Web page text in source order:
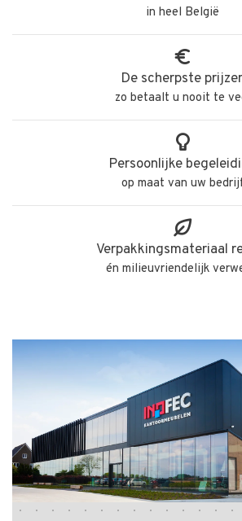
in heel België
De scherpste
zo betaalt u nooit te
Persoonlijke
op maat van uw
Verpakkingsmateriaal
én milieuvriendelijk